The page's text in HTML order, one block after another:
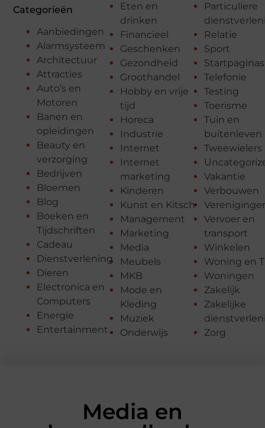
Categorieën
Aanbiedingen
Alarmsysteem
Architectuur
Attracties
Auto’s en
Motoren
Banen en
opleidingen
Beauty en
verzorging
Bedrijven
Bloemen
Blog
Boeken en
Tijdschriften
Cadeau
Dienstverlening
Dieren
Electronica en
Computers
Energie
Entertainment
Eten en
drinken
Financieel
Geschenken
Gezondheid
Groothandel
Hobby en vrije
tijd
Horeca
Industrie
Internet
Internet
marketing
Kinderen
Kunst en Kitsch
Management
Marketing
Media
Meubels
MKB
Mode en
Kleding
Muziek
Onderwijs
Particuliere
Relatie
Sport
Startpaginas
Telefonie
Testing
Toerisme
Tuin en
buitenleven
Tweewielers
Vakantie
Verbouwen
Vervoer en
transport
Winkelen
Woning en
Woningen
Zakelijk
Zakelijke
Zorg
Media en